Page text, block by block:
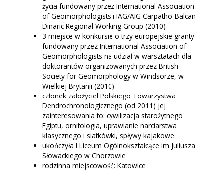
życia fundowany przez International Association
of Geomorphologists i IAG/AIG Carpatho-Balcan-
Dinaric Regional Working Group (2010)
3 miejsce w konkursie o trzy europejskie granty
fundowany przez International Association of
Geomorphologists na udział w warsztatach dla
doktorantów organizowanych przez British
Society for Geomorphology w Windsorze, w
Wielkiej Brytanii (2010)
członek założyciel Polskiego Towarzystwa
Dendrochronologicznego (od 2011) jej
zainteresowania to: cywilizacja starożytnego
Egiptu, ornitologia, uprawianie narciarstwa
klasycznego i siatkówki, spływy kajakowe
ukończyła I Liceum Ogólnokształcące im Juliusza
Słowackiego w Chorzowie
rodzinna miejscowość: Katowice